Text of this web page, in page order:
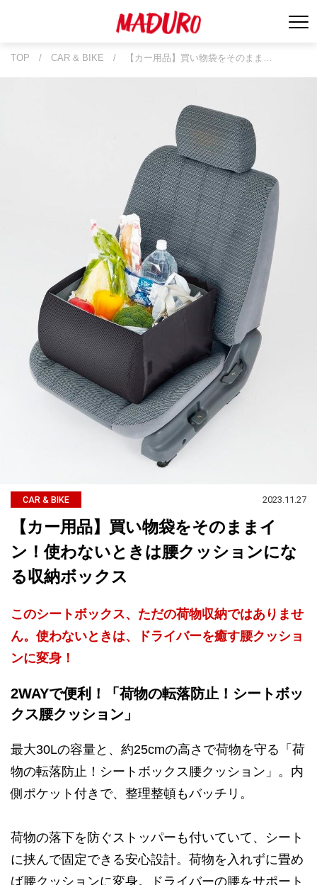
TOP / CAR & BIKE / 【カー用品】買い物袋をそのまま…
CAR & BIKE 2023.11.27
【カー用品】買い物袋をそのままイ
ン！使わないときは腰クッションにな
る収納ボックス
このシートボックス、ただの荷物収納ではありませ
ん。使わないときは、ドライバーを癒す腰クッショ
ンに変身！
2WAYで便利！「荷物の転落防止！シートボッ
クス腰クッション」
最大30Lの容量と、約25cmの高さで荷物を守る「荷
物の転落防止！シートボックス腰クッション」。内
側ポケット付きで、整理整頓もバッチリ。
荷物の落下を防ぐストッパーも付いていて、シート
に挟んで固定できる安心設計。荷物を入れずに畳め
ば腰クッションに変身。ドライバーの腰をサポート